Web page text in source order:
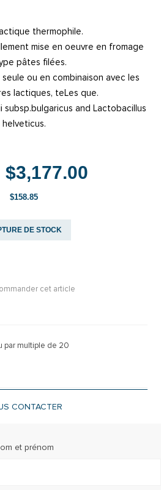
thermophile.
mise en oeuvre en fromage
pâtes filées.
ou en combinaison avec les
lactiques, teLes que.
and Lactobacillus
helveticus.
$3,177.00
$158.85
DE STOCK
cet article
par multiple de 20
CONTACTER
et prénom